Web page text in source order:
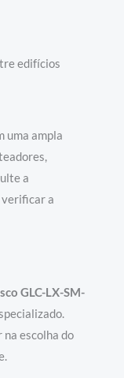
edifícios
uma ampla
a
verificar a
GLC-LX-SM-
escolha do